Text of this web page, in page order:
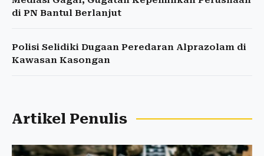
di PN Bantul Berlanjut
Polisi Selidiki Dugaan Peredaran Alprazolam di
Kawasan Kasongan
Artikel Penulis